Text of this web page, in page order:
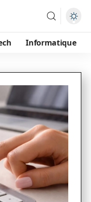
Informatique